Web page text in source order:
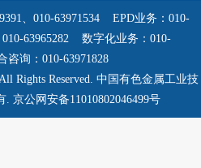
、010-63971534
EPD业务：010-
63965282
数字化业务：010-
咨询：010-63971828
Rights Reserved. 中国有色金属工业技
. 京公网安备11010802046499号